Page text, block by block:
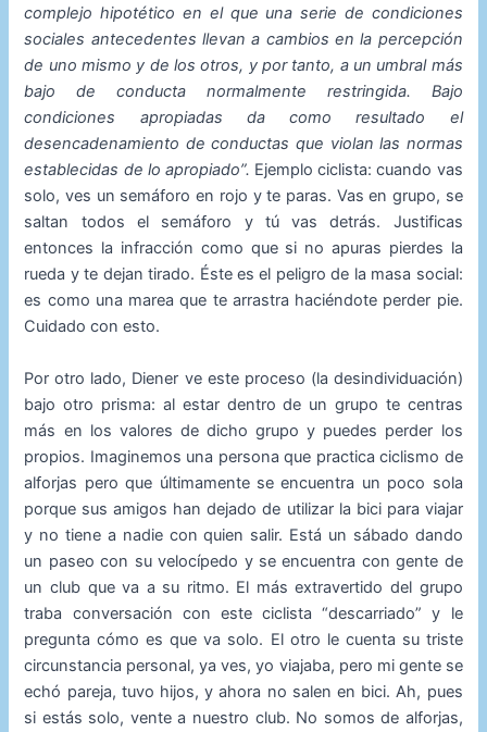
complejo hipotético en el que una serie de condiciones
sociales antecedentes llevan a cambios en la percepción
de uno mismo y de los otros, y por tanto, a un umbral más
bajo de conducta normalmente restringida. Bajo
condiciones apropiadas da como resultado el
desencadenamiento de conductas que violan las normas
establecidas de lo apropiado”. Ejemplo ciclista: cuando vas
solo, ves un semáforo en rojo y te paras. Vas en grupo, se
saltan todos el semáforo y tú vas detrás. Justificas
entonces la infracción como que si no apuras pierdes la
rueda y te dejan tirado. Éste es el peligro de la masa social:
es como una marea que te arrastra haciéndote perder pie.
Cuidado con esto.
Por otro lado, Diener ve este proceso (la desindividuación)
bajo otro prisma: al estar dentro de un grupo te centras
más en los valores de dicho grupo y puedes perder los
propios. Imaginemos una persona que practica ciclismo de
alforjas pero que últimamente se encuentra un poco sola
porque sus amigos han dejado de utilizar la bici para viajar
y no tiene a nadie con quien salir. Está un sábado dando
un paseo con su velocípedo y se encuentra con gente de
un club que va a su ritmo. El más extravertido del grupo
traba conversación con este ciclista “descarriado” y le
pregunta cómo es que va solo. El otro le cuenta su triste
circunstancia personal, ya ves, yo viajaba, pero mi gente se
echó pareja, tuvo hijos, y ahora no salen en bici. Ah, pues
si estás solo, vente a nuestro club. No somos de alforjas,